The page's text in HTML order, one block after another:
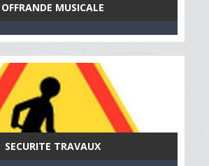
OFFRANDE MUSICALE
SECURITE TRAVAUX